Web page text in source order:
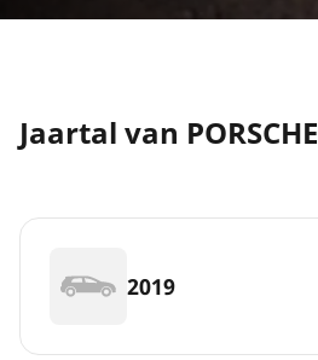
Jaartal van
2019